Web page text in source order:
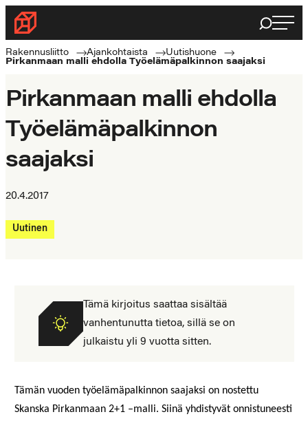
Siirry
suoraan
sisältöön
Rakennusliitto
Rakennusalan
ammattilaisten
Haku
Rakennusliitto Ajankohtaista
Uutishuone
Pirkanmaan malli ehdolla Työelämäpalkinnon saajaksi
Pirkanmaan malli ehdolla
Työelämäpalkinnon
saajaksi
20.4.2017
Uutinen
Tämä kirjoitus saattaa sisältää
vanhentunutta tietoa, sillä se on
julkaistu yli 9 vuotta sitten.
Tämän vuoden työelämäpalkinnon saajaksi on nostettu
Skanska Pirkanmaan 2+1 –malli. Siinä yhdistyvät onnistuneesti